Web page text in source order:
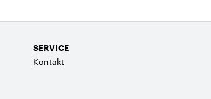
SERVICE
Kontakt